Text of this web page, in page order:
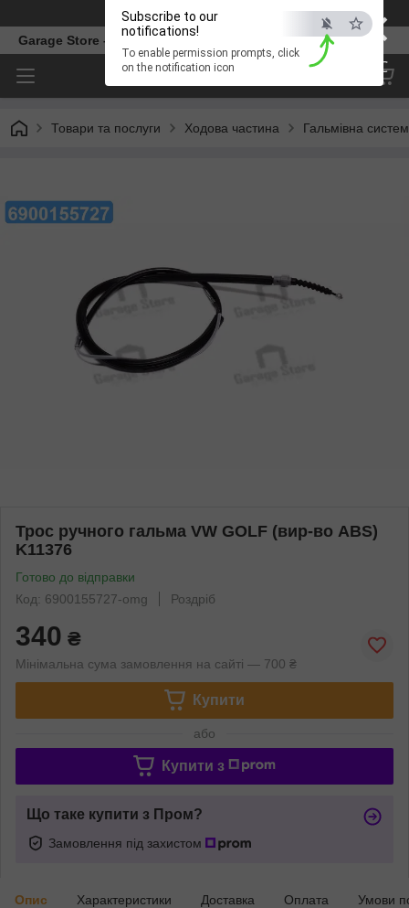
×
ESC
Subscribe to our
notifications!
To enable permission prompts, click
on the notification icon
Телефон
Garage Store – інтернет магазин автозапчастин.
Товари та послуги Ходова частина Гальмівна
Трос ручного гальма VW GOLF (вир-во ABS)
K11376
Готово до відправки
Код: 6900155727-omg
Роздріб
340 ₴
Мінімальна сума замовлення на сайті — 700 ₴
Купити
або
Купити з
Що таке купити з Пром?
Замовлення під захистом
Опис Характеристики Доставка Оплата Умови